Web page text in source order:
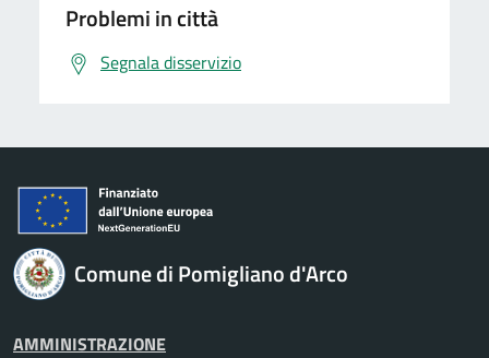
Problemi in città
Segnala disservizio
Comune di Pomigliano d'Arco
AMMINISTRAZIONE